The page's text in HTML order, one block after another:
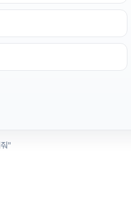
"